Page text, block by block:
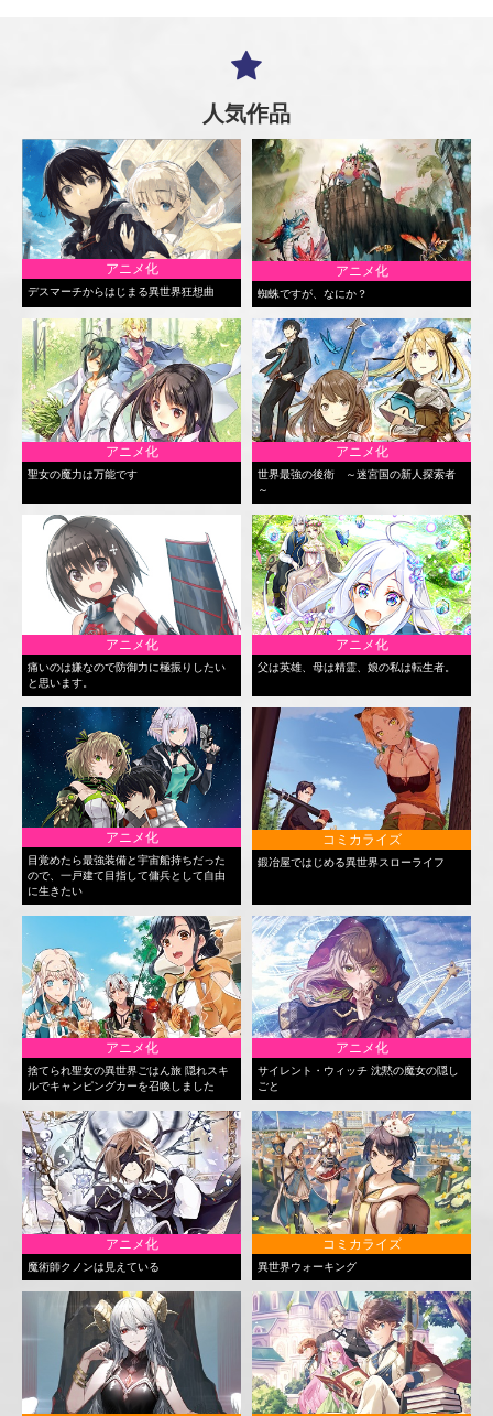
人気作品
アニメ化
デスマーチからはじまる異世界狂想曲
アニメ化
蜘蛛ですが、なにか？
アニメ化
聖女の魔力は万能です
アニメ化
世界最強の後衛 ～迷宮国の新人探索者
～
アニメ化
痛いのは嫌なので防御力に極振りしたい
と思います。
アニメ化
父は英雄、母は精霊、娘の私は転生者。
アニメ化
目覚めたら最強装備と宇宙船持ちだった
ので、一戸建て目指して傭兵として自由
に生きたい
コミカライズ
鍛冶屋ではじめる異世界スローライフ
アニメ化
捨てられ聖女の異世界ごはん旅 隠れスキ
ルでキャンピングカーを召喚しました
アニメ化
サイレント・ウィッチ 沈黙の魔女の隠し
ごと
アニメ化
魔術師クノンは見えている
コミカライズ
異世界ウォーキング